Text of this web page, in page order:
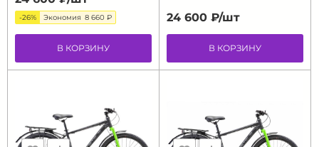
-26% Экономия 8 660 ₽
В КОРЗИНУ
24 600 ₽/шт
В КОРЗИНУ